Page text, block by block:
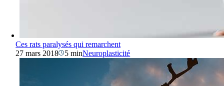
Ces rats paralysés qui remarchent
27 mars 2018
5 minNeuroplasticité